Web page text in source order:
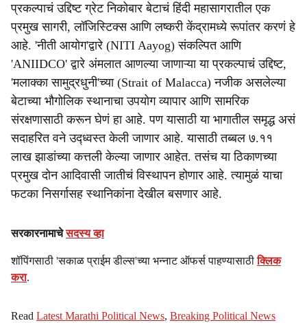
प्रकल्पाचं उद्दिष्ट ग्रेट निकोबार बेटाचं हिंदी महासागरातील एक
प्रमुख सागरी, लॉजिस्टिक्स आणि लष्करी केंद्रामध्ये रूपांतर करणं हे
आहे. 'नीती आयोग'द्वारे (NITI Aayog) संकल्पित आणि
'ANIIDCO' द्वारे अंमलात आणल्या जाणाऱ्या या प्रकल्पाचं उद्दिष्ट,
'मलाक्का सामुद्रधुनी'च्या (Strait of Malacca) नजीक असलेल्या
बेटाच्या भौगोलिक स्थानाचा उपयोग व्यापार आणि सामरिक
संरक्षणासाठी करून घेणं हा आहे. पण यासाठी या भागातील समृद्ध असं
सदाहरित वने उद्ध्वस्त केली जाणार आहे. यासाठी तब्बल ७.११
लाख झाडांच्या कत्तली केल्या जाणार आहेत. तसंच या ठिकाणच्या
प्रमुख दोन आदिवासी जातीचं विस्थापन होणार आहे. त्यामुळं याचा
फटका निसर्गासह स्थानिकांना देखील बसणार आहे.
सरकारनामाचेसदस्य व्हा
शॉपिंगसाठी 'सकाळ प्राईम डील्स'च्या भन्नाट ऑफर्स पाहण्यासाठीक्लिक
करा.
Read Latest Marathi Political News, Breaking Political News